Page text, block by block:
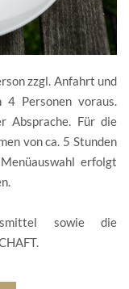
zzgl. Anfahrt und
4 Personen voraus.
Absprache. Für die
von ca. 5 Stunden
erfolgt
sowie die